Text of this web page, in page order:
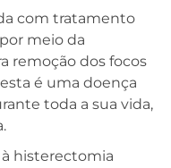
com tratamento
meio da
remoção dos focos
é uma doença
toda a sua vida,
histerectomia